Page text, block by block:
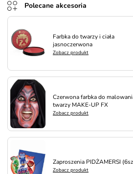
Polecane akcesoria
Farbka do twarzy i ciała
jasnoczerwona
Zobacz produkt
Czerwona farbka do
twarzy MAKE-UP FX
Zobacz produkt
Zaproszenia PIDŻAMERSI
Zobacz produkt